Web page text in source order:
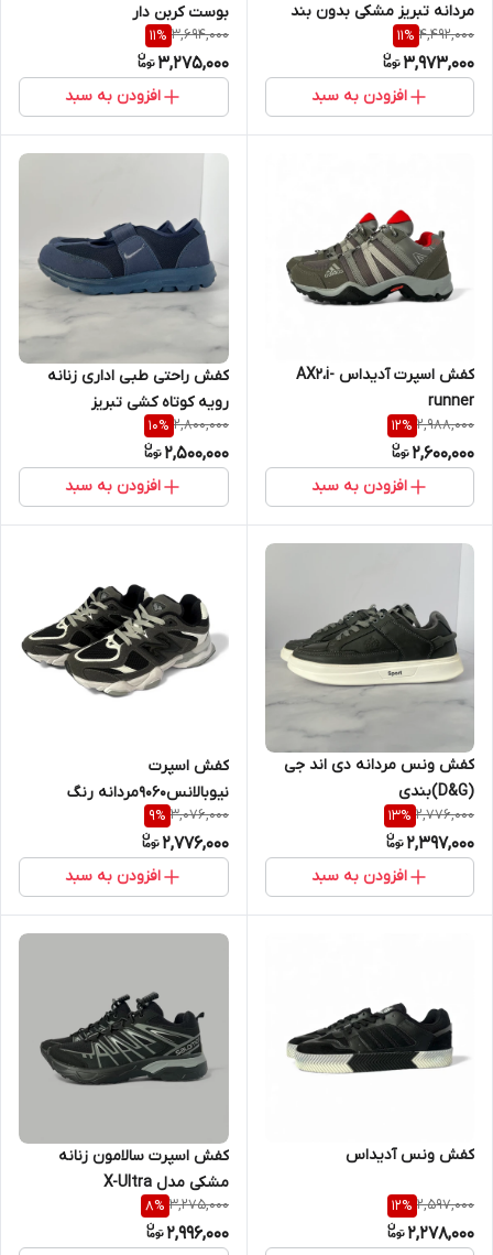
مردانه تبریز مشکی بدون بند
4,492,000
11%
3,973,000
افزودن به سبد
بوست کربن دار
3,694,000
11%
3,275,000
افزودن به سبد
کفش اسپرت آدیداس AX2،i-
runner
2,988,000
12%
2,600,000
افزودن به سبد
کفش راحتی طبی اداری زنانه
رویه کوتاه کشی تبریز
2,800,000
10%
2,500,000
افزودن به سبد
کفش ونس مردانه دی اند جی
(D&G)بندی
2,776,000
13%
2,397,000
افزودن به سبد
کفش اسپرت
نیوبالانس9060مردانه رنگ
مشکی/طوسی
3,076,000
9%
2,776,000
افزودن به سبد
کفش ونس آدیداس
2,597,000
12%
2,278,000
کفش اسپرت سالامون زنانه
مشکی مدل X-Ultra
3,275,000
8%
2,996,000